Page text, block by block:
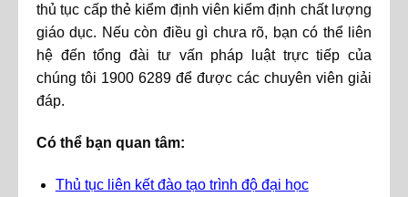
thủ tục cấp thẻ kiểm định viên kiểm định chất lượng
giáo dục. Nếu còn điều gì chưa rõ, bạn có thể liên
hệ đến tổng đài tư vấn pháp luật trực tiếp của
chúng tôi 1900 6289 để được các chuyên viên giải
đáp.
Có thể bạn quan tâm:
Thủ tục liên kết đào tạo trình độ đại học